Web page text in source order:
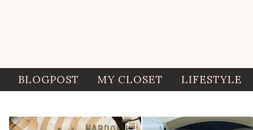
BLOGPOST MY CLOSET LIFESTYLE